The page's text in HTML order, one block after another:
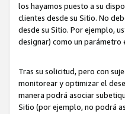
los hayamos puesto a su
clientes desde su Sitio. No
desde su Sitio. Por ejemplo,
designar) como un parámetro
Tras su solicitud, pero con
monitorear y optimizar el
manera podrá asociar
Sitio (por ejemplo, no podrá